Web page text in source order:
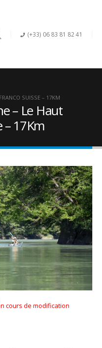
(+33) 06 83 81 82 41
SUISSE – 17KM
– Le Haut
– 17Km
cours de modification